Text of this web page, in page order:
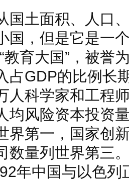
国土面积、人口
国，但是它是一
教育大国”，被誉
占GDP的比例长
人科学家和工程
均风险资本投资
界第一，国家创
数量列世界第三
年中国与以色列